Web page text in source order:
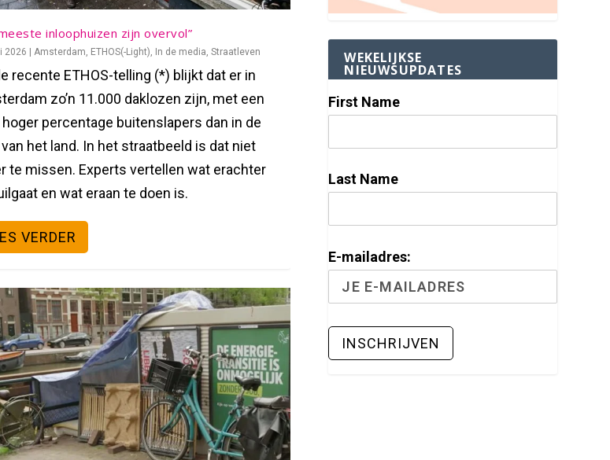
inloophuizen zijn overvol”
2026 Amsterdam, ETHOS(-Light), In de media, Straatleven
recente ETHOS-telling (*) blijkt dat er in
zo’n 11.000 daklozen zijn, met een
percentage buitenslapers dan in de
het land. In het straatbeeld is dat niet
te missen. Experts vertellen wat erachter
en wat eraan te doen is.
VERDER
WEKELIJKSE
NIEUWSUPDATES
First Name
Last Name
E-mailadres: